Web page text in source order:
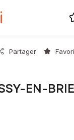
Partager
EN-BRIE